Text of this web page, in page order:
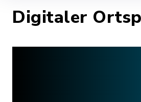
Digitaler